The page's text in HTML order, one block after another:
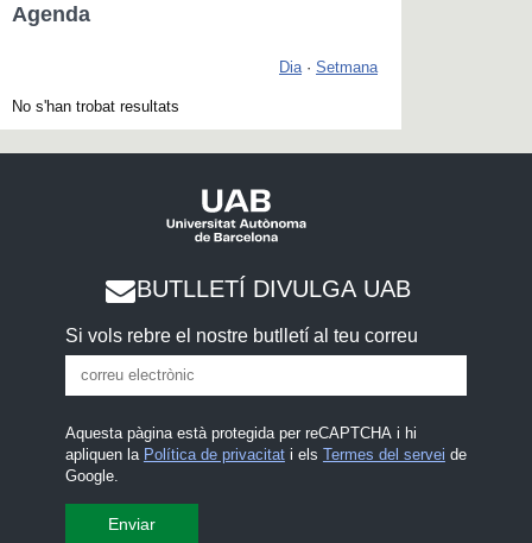
Agenda
Dia · Setmana
No s'han trobat resultats
BUTLLETÍ DIVULGA UAB
Si vols rebre el nostre butlletí al teu correu
Aquesta pàgina està protegida per reCAPTCHA i hi
apliquen la Política de privacitati els Termes del servei de
Google.